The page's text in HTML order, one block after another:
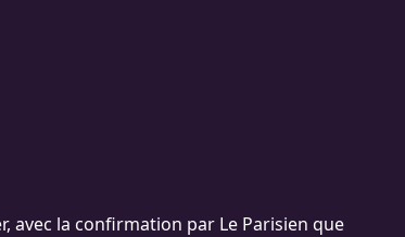
avec la confirmation par Le Parisien que